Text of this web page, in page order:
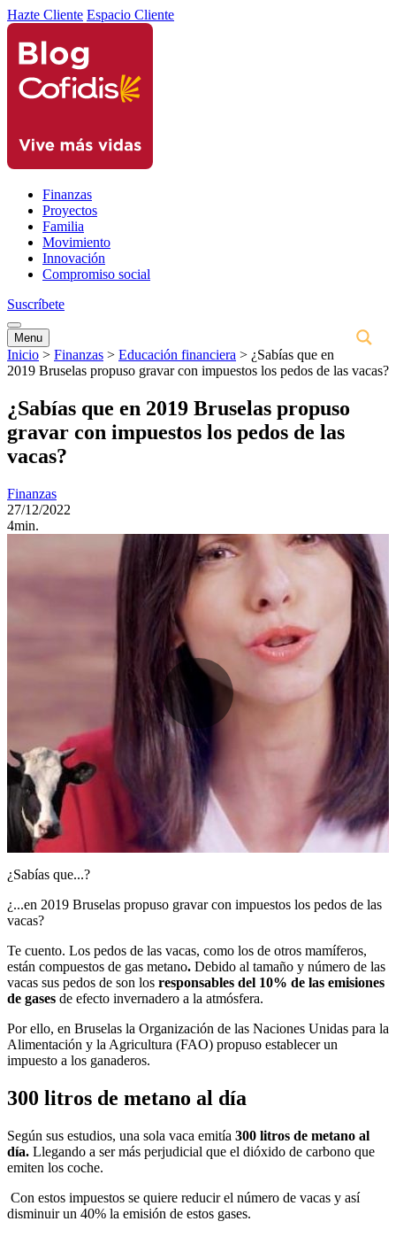
Hazte Cliente Espacio Cliente
Finanzas
Proyectos
Familia
Movimiento
Innovación
Compromiso social
Suscríbete
Menu
Inicio > Finanzas > Educación financiera > ¿Sabías que en
2019 Bruselas propuso gravar con impuestos los pedos de las vacas?
¿Sabías que en 2019 Bruselas propuso
gravar con impuestos los pedos de las
vacas?
Finanzas
27/12/2022
4min.
¿Sabías que...?
¿...en 2019 Bruselas propuso gravar con impuestos los pedos de las
vacas?
Te cuento. Los pedos de las vacas, como los de otros mamíferos,
están compuestos de gas metano. Debido al tamaño y número de las
vacas sus pedos de son los responsables del 10% de las emisiones
de gases de efecto invernadero a la atmósfera.
Por ello, en Bruselas la Organización de las Naciones Unidas para la
Alimentación y la Agricultura (FAO) propuso establecer un
impuesto a los ganaderos.
300 litros de metano al día
Según sus estudios, una sola vaca emitía 300 litros de metano al
día. Llegando a ser más perjudicial que el dióxido de carbono que
emiten los coche.
Con estos impuestos se quiere reducir el número de vacas y así
disminuir un 40% la emisión de estos gases.